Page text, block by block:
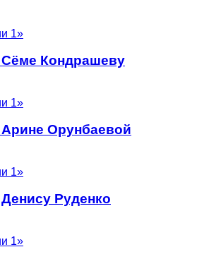
1»
Кондрашеву
1»
Орунбаевой
1»
Руденко
1»